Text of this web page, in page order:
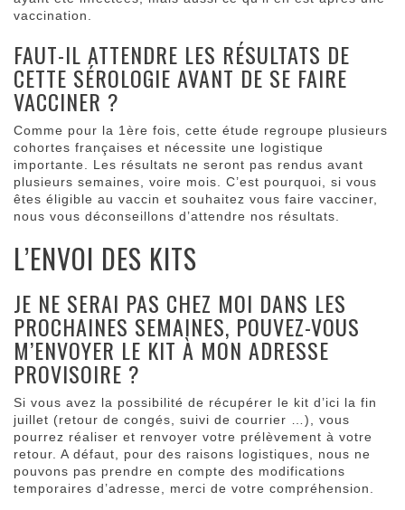
vaccination.
FAUT-IL ATTENDRE LES RÉSULTATS DE
CETTE SÉROLOGIE AVANT DE SE FAIRE
VACCINER ?
Comme pour la 1ère fois, cette étude regroupe plusieurs
cohortes françaises et nécessite une logistique
importante. Les résultats ne seront pas rendus avant
plusieurs semaines, voire mois. C’est pourquoi, si vous
êtes éligible au vaccin et souhaitez vous faire vacciner,
nous vous déconseillons d’attendre nos résultats.
L’ENVOI DES KITS
JE NE SERAI PAS CHEZ MOI DANS LES
PROCHAINES SEMAINES, POUVEZ-VOUS
M’ENVOYER LE KIT À MON ADRESSE
PROVISOIRE ?
Si vous avez la possibilité de récupérer le kit d’ici la fin
juillet (retour de congés, suivi de courrier …), vous
pourrez réaliser et renvoyer votre prélèvement à votre
retour. A défaut, pour des raisons logistiques, nous ne
pouvons pas prendre en compte des modifications
temporaires d’adresse, merci de votre compréhension.